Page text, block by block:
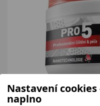
PRO5 Čistič na pračky a
Čistič na pračky a myčky,
Nastavení
naplno